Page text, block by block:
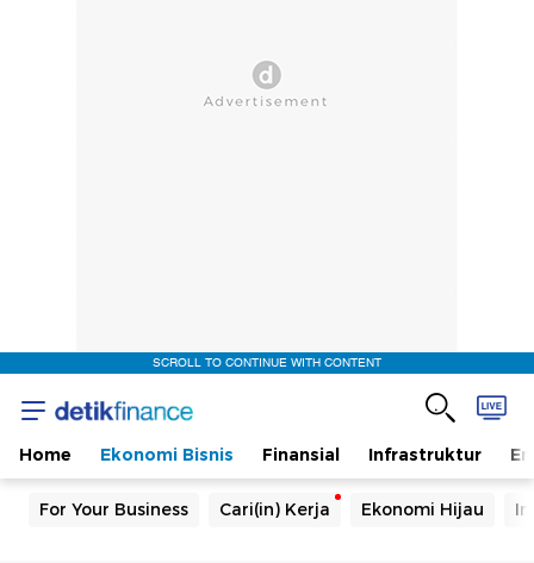
SCROLL TO CONTINUE WITH CONTENT
Home Ekonomi Bisnis Finansial Infrastruktur
For Your Business Cari(in) Kerja Ekonomi Hijau